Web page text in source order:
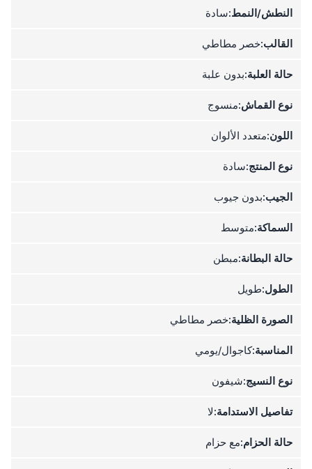
النطش/النمط:سادة
القالب:خصر مطاطي
حالة العلبة:بدون علبة
نوع القماش:منسوج
اللون:متعدد الألوان
نوع المنتج:سادة
الجيب:بدون جيوب
السماكة:متوسط
حالة البطانة:مبطن
الطول:طويل
الصورة الظلية:خصر مطاطي
المناسبة:كاجوال/يومي
نوع النسيج:شيفون
تفاصيل الاستدامة:لا
حالة الحزام:مع حزام